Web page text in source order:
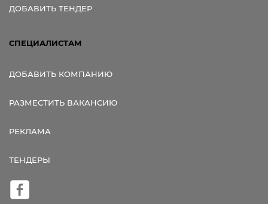
ДОБАВИТЬ ТЕНДЕР
СПЕЦИАЛИСТАМ
ДОБАВИТЬ КОМПАНИЮ
РАЗМЕСТИТЬ ВАКАНСИЮ
РЕКЛАМА
ТЕНДЕРЫ